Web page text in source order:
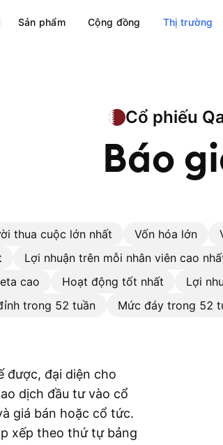
Sản phẩm Cộng đồng Thị trường
Cổ phiếu
Báo
thua cuộc lớn nhất Vốn hóa lớn
Lợi nhuận trên mỗi nhân viên cao
cao Hoạt động tốt nhất Lợi
trong 52 tuần Mức đáy trong 52
được, đại diện cho
dịch đầu tư vào cổ
giá bán hoặc cổ tức.
xếp theo thứ tự bảng